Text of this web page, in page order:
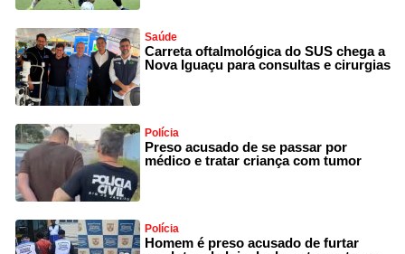
Saúde
Carreta oftalmológica do SUS chega a
Nova Iguaçu para consultas e cirurgias
Polícia
Preso acusado de se passar por
médico e tratar criança com tumor
Polícia
Homem é preso acusado de furtar